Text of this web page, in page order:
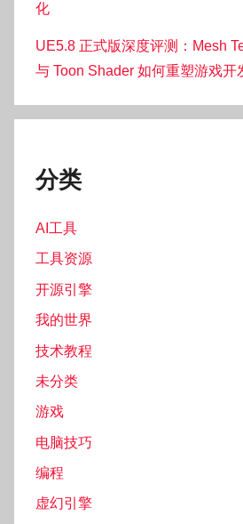
化
UE5.8 正式版深度评测：Mesh
与 Toon Shader 如何重塑游戏开
分类
AI工具
工具资源
开源引擎
我的世界
技术教程
未分类
游戏
电脑技巧
编程
虚幻引擎